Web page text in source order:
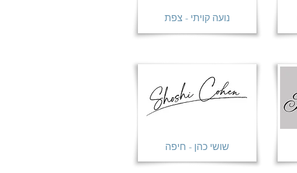
נועה קויתי - צפת
שושי כהן - חיפה